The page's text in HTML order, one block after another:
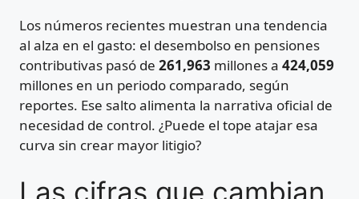
Los números recientes muestran una tendencia
al alza en el gasto: el desembolso en pensiones
contributivas pasó de 261,963 millones a 424,059
millones en un periodo comparado, según
reportes. Ese salto alimenta la narrativa oficial de
necesidad de control. ¿Puede el tope atajar esa
curva sin crear mayor litigio?
Las cifras que cambian